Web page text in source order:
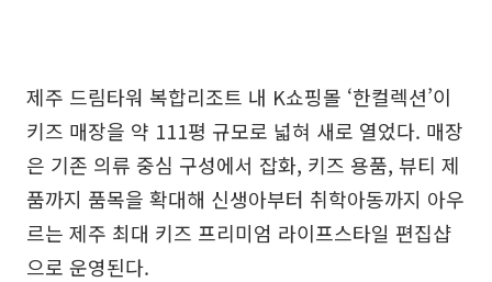
제주 드림타워 복합리조트 내 K쇼핑몰 ‘한컬렉션’이
키즈 매장을 약 111평 규모로 넓혀 새로 열었다. 매장
은 기존 의류 중심 구성에서 잡화, 키즈 용품, 뷰티 제
품까지 품목을 확대해 신생아부터 취학아동까지 아우
르는 제주 최대 키즈 프리미엄 라이프스타일 편집샵
으로 운영된다.